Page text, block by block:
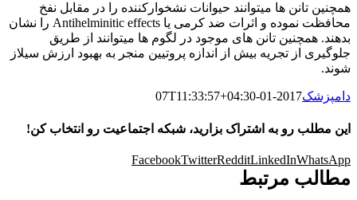
همچنین تانن ها میتوانند حیوانات نشخوارکننده را در مقابل نفخ
محافظت نموده و اثرات ضد کرمی یا Antihelminitic effects را نشان
بدهند. همچنین تانن های موجود در لگوم ها میتوانند از طریق
جلوگیری از تجریه بیش از اندازه پروتیین منجر به بهبود ارزش سیلاز
شوند.
دامپزشک2017-01-07T11:33:57+04:30
این مطلب رو به اشتراک بزارید، شبکه اجتماعیت رو انتخاب کن!
FacebookTwitterRedditLinkedInWhatsApp
مطالب مرتبط